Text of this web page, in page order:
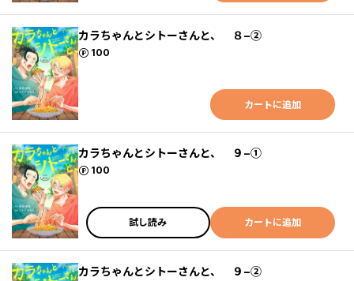
カラちゃんとシトーさんと、 ８−②
100
ポイント
カートに追加
カラちゃんとシトーさんと、 ９−①
100
ポイント
試し読み カートに追加
カラちゃんとシトーさんと、 ９−②